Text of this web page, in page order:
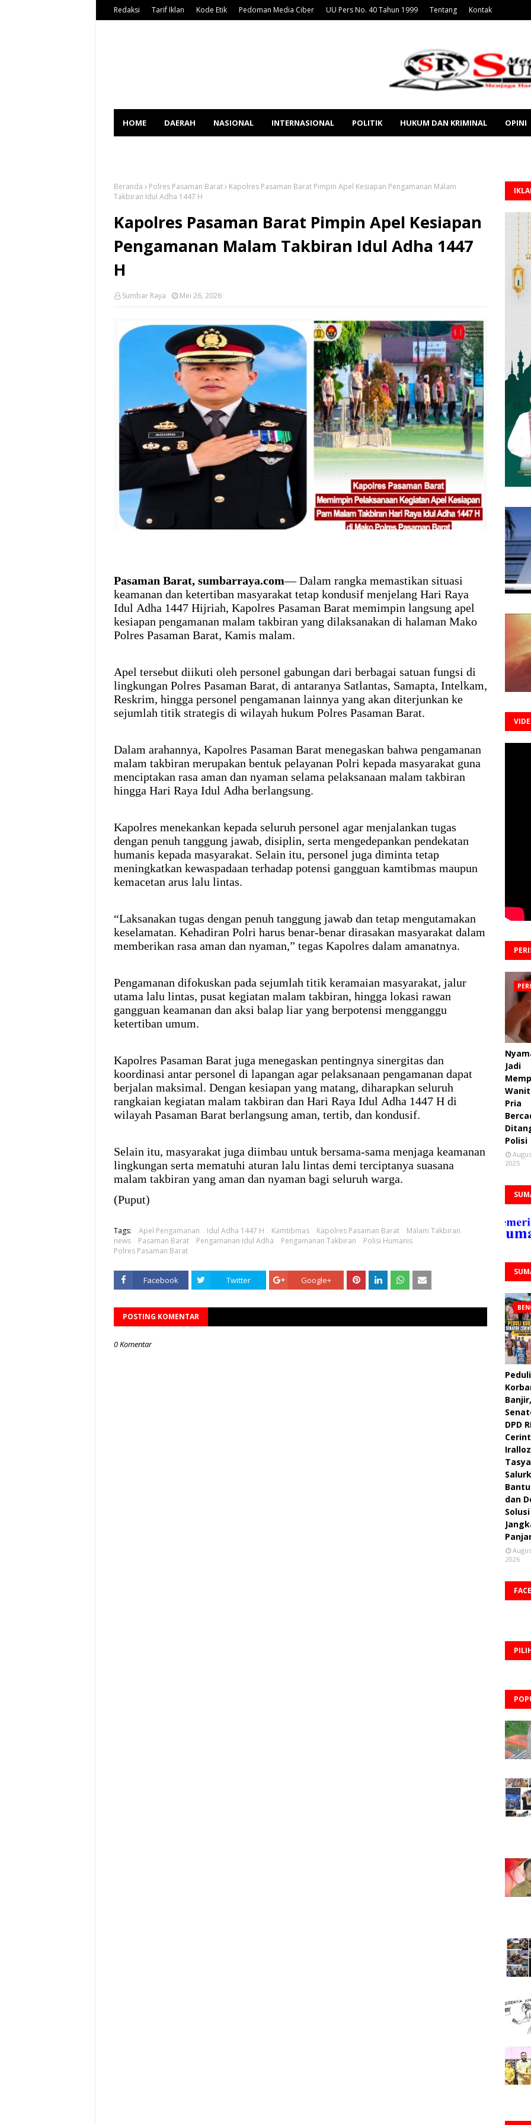
Redaksi Tarif Iklan Kode Etik Pedoman Media Ciber UU Pers No. 40 Tahun 1999 Tentang Kontak
HOME DAERAH NASIONAL INTERNASIONAL POLITIK HUKUM DAN KRIMINAL OPINI
Beranda Polres Pasaman Barat
Kapolres Pasaman Barat Pimpin Apel Kesiapan Pengamanan Malam
Takbiran Idul Adha 1447 H
Kapolres Pasaman Barat Pimpin Apel Kesiapan
Pengamanan Malam Takbiran Idul Adha 1447
H
Sumbar Raya Mei 26, 2026
Pasaman Barat, sumbarraya.com— Dalam rangka memastikan situasi
keamanan dan ketertiban masyarakat tetap kondusif menjelang Hari Raya
Idul Adha 1447 Hijriah, Kapolres Pasaman Barat memimpin langsung apel
kesiapan pengamanan malam takbiran yang dilaksanakan di halaman Mako
Polres Pasaman Barat, Kamis malam.
Apel tersebut diikuti oleh personel gabungan dari berbagai satuan fungsi di
lingkungan Polres Pasaman Barat, di antaranya Satlantas, Samapta, Intelkam,
Reskrim, hingga personel pengamanan lainnya yang akan diterjunkan ke
sejumlah titik strategis di wilayah hukum Polres Pasaman Barat.
Dalam arahannya, Kapolres Pasaman Barat menegaskan bahwa pengamanan
malam takbiran merupakan bentuk pelayanan Polri kepada masyarakat guna
menciptakan rasa aman dan nyaman selama pelaksanaan malam takbiran
hingga Hari Raya Idul Adha berlangsung.
Kapolres menekankan kepada seluruh personel agar menjalankan tugas
dengan penuh tanggung jawab, disiplin, serta mengedepankan pendekatan
humanis kepada masyarakat. Selain itu, personel juga diminta tetap
meningkatkan kewaspadaan terhadap potensi gangguan kamtibmas maupun
kemacetan arus lalu lintas.
“Laksanakan tugas dengan penuh tanggung jawab dan tetap mengutamakan
keselamatan. Kehadiran Polri harus benar-benar dirasakan masyarakat dalam
memberikan rasa aman dan nyaman,” tegas Kapolres dalam amanatnya.
Pengamanan difokuskan pada sejumlah titik keramaian masyarakat, jalur
utama lalu lintas, pusat kegiatan malam takbiran, hingga lokasi rawan
gangguan keamanan dan aksi balap liar yang berpotensi mengganggu
ketertiban umum.
Kapolres Pasaman Barat juga menegaskan pentingnya sinergitas dan
koordinasi antar personel di lapangan agar pelaksanaan pengamanan dapat
berjalan maksimal. Dengan kesiapan yang matang, diharapkan seluruh
rangkaian kegiatan malam takbiran dan Hari Raya Idul Adha 1447 H di
wilayah Pasaman Barat berlangsung aman, tertib, dan kondusif.
Selain itu, masyarakat juga diimbau untuk bersama-sama menjaga keamanan
lingkungan serta mematuhi aturan lalu lintas demi terciptanya suasana
malam takbiran yang aman dan nyaman bagi seluruh warga.
(Puput)
Tags: Apel Pengamanan Idul Adha 1447 H Kamtibmas Kapolres Pasaman Barat
Malam Takbiran
news
Pasaman Barat Pengamanan Idul Adha Pengamanan Takbiran
Polisi Humanis
Polres Pasaman Barat
Facebook Twitter Google+
POSTING KOMENTAR
0 Komentar
Jadi
Pria
Polisi
2025
Peduli
Banjir,
DPD
Cerint
Tasya
dan
Solusi
2026